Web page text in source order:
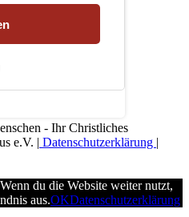
- Ihr Christliches
e.V. | Datenschutzerklärung |
du die Website weiter nutzt,
aus.OKDatenschutzerklärung